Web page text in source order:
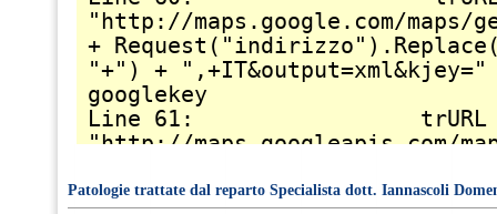
Patologie trattate dal reparto Specialista dott. Iannascoli